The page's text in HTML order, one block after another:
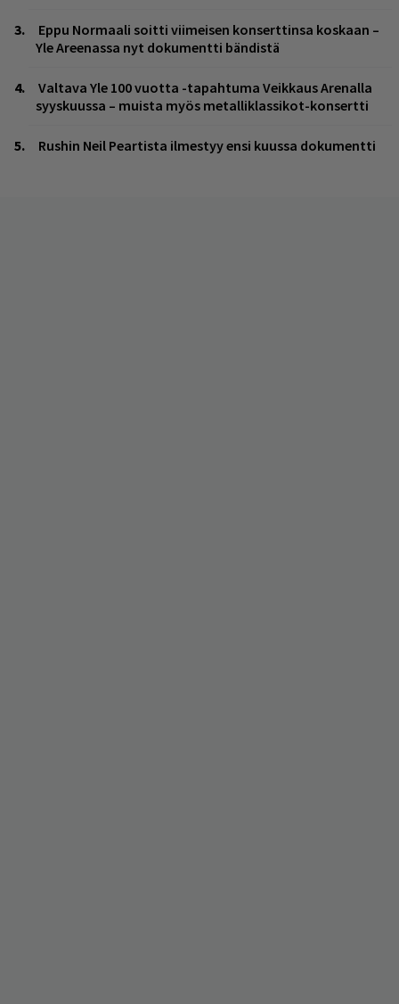
Eppu Normaali soitti viimeisen konserttinsa koskaan –
Yle Areenassa nyt dokumentti bändistä
Valtava Yle 100 vuotta -tapahtuma Veikkaus Arenalla
syyskuussa – muista myös metalliklassikot-konsertti
Rushin Neil Peartista ilmestyy ensi kuussa dokumentti